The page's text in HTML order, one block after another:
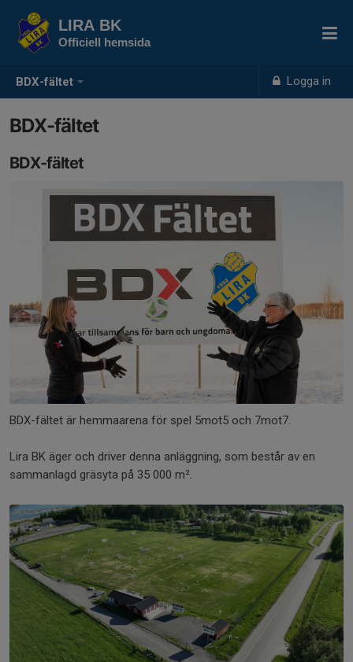
BDX-fältet Logga in
LIRA BK
Officiell hemsida
BDX-fältet
BDX-fältet
BDX-fältet är hemmaarena för spel 5mot5 och 7mot7.
Lira BK äger och driver denna anläggning, som består av en
sammanlagd gräsyta på 35 000 m².